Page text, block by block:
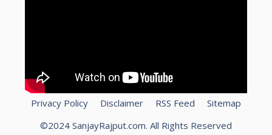
Privacy Policy Disclaimer RSS Feed
Sitemap
©2024 SanjayRajput.com. All Rights Reserved